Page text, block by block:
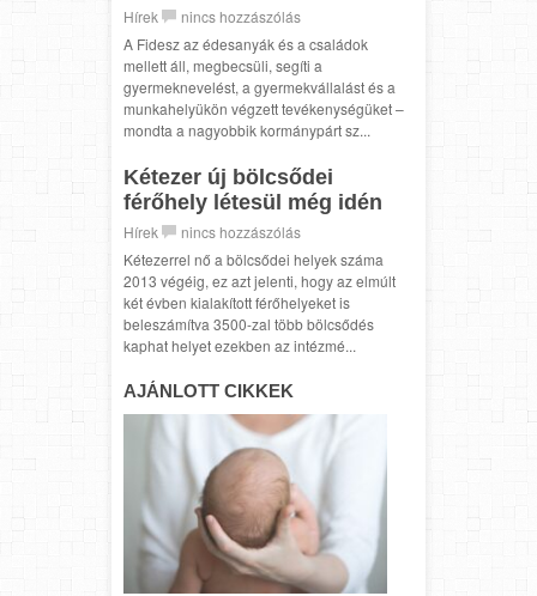
Hírek
nincs hozzászólás
A Fidesz az édesanyák és a családok
mellett áll, megbecsüli, segíti a
gyermeknevelést, a gyermekvállalást és a
munkahelyükön végzett tevékenységüket –
mondta a nagyobbik kormánypárt sz...
Kétezer új bölcsődei
férőhely létesül még idén
Hírek
nincs hozzászólás
Kétezerrel nő a bölcsődei helyek száma
2013 végéig, ez azt jelenti, hogy az elmúlt
két évben kialakított férőhelyeket is
beleszámítva 3500-zal több bölcsődés
kaphat helyet ezekben az intézmé...
AJÁNLOTT CIKKEK